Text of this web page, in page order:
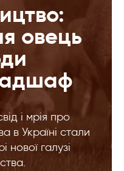
овець
і мрія про
в Україні стали
нової галузі